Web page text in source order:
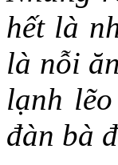
hết là
là nỗi
lạnh
đàn bà